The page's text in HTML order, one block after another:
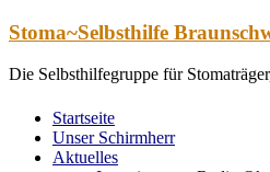
Zum
springen
Stoma~Selbsthilfe
Die Selbsthilfegruppe für
Startseite
Unser Schirmherr
Aktuelles